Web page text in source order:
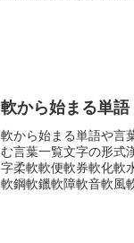
軟から始まる単語
軟から始まる単語や言
む言葉一覧文字の形式
字柔軟軟便軟券軟化軟
軟鋼軟鑞軟障軟音軟風